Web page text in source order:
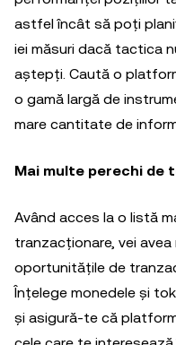
astfel încât să poți
iei măsuri dacă tactica
aștepți. Caută o
o gamă largă de
mare cantitate de
Mai multe perechi de
Având acces la o listă
tranzacționare, vei
oportunitățile de
Înțelege monedele și
și asigură-te că